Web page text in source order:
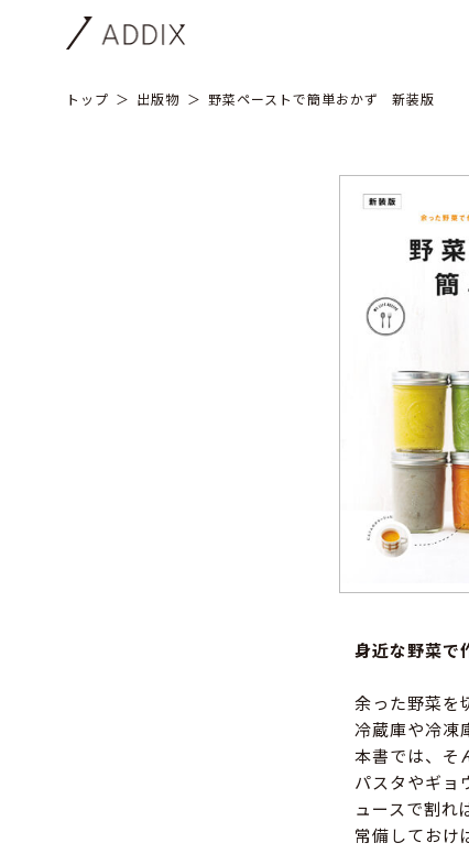
トップ 出版物 野菜ペーストで簡単おかず 新装版
身近な野菜で
余った野菜を
冷蔵庫や冷凍
本書では、そ
パスタやギョ
ュースで割れ
常備しておけ